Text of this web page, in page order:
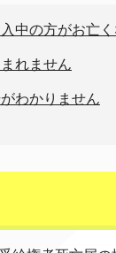
中の方がお亡
れません
わかりません